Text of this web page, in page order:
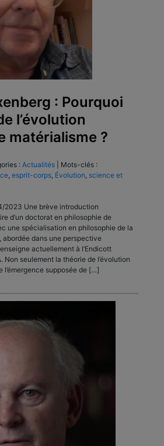
: Pourquoi
l’évolution
matérialisme ?
: Actualités
Mots-clés :
esprit-corps Évolution science et
2023 Une brève introduction
d’un doctorat en philosophie de
une spécialisation en philosophie de la
abordée dans une perspective
actuellement à l’Endicott
Non seulement la théorie de l’évolution
l’émergence supposée de […]